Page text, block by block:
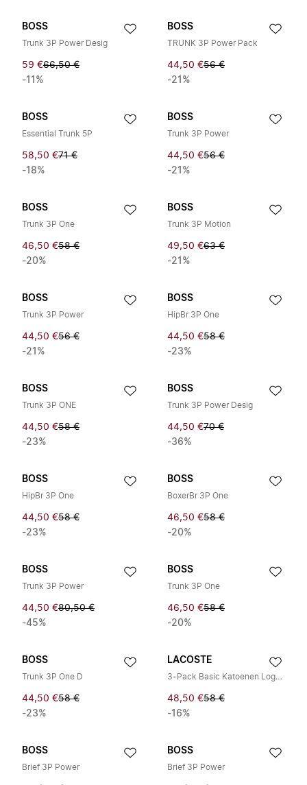
BOSS
Trunk 3P Power Desig
59 €66,50 €
-11%
BOSS
TRUNK 3P Power Pack
44,50 €56 €
-21%
BOSS
Essential Trunk 5P
58,50 €71 €
-18%
BOSS
Trunk 3P Power
44,50 €56 €
-21%
BOSS
Trunk 3P One
46,50 €58 €
-20%
BOSS
Trunk 3P Motion
49,50 €63 €
-21%
BOSS
Trunk 3P Power
44,50 €56 €
-21%
BOSS
HipBr 3P One
44,50 €58 €
-23%
BOSS
Trunk 3P ONE
44,50 €58 €
-23%
BOSS
Trunk 3P Power Desig
44,50 €70 €
-36%
BOSS
HipBr 3P One
44,50 €58 €
-23%
BOSS
BoxerBr 3P One
46,50 €58 €
-20%
BOSS
Trunk 3P Power
44,50 €80,50 €
-45%
BOSS
Trunk 3P One
46,50 €58 €
-20%
BOSS
Trunk 3P One D
44,50 €58 €
-23%
LACOSTE
3-Pack Basic Katoenen Logo Slips
48,50 €58 €
-16%
BOSS
Brief 3P Power
BOSS
Brief 3P Power